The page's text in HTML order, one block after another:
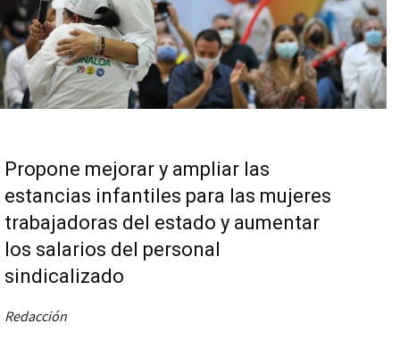
Propone mejorar y ampliar las
estancias infantiles para las mujeres
trabajadoras del estado y aumentar
los salarios del personal
sindicalizado
Redacción